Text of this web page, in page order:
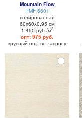
Mountain Flow
PMF 6601
полированная
60x60x0,95 см
1 450 руб./м2
опт: 975 руб.
крупный опт: по запросу